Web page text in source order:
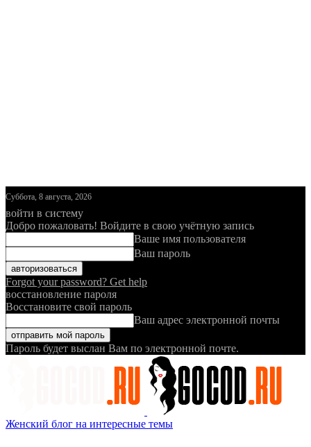
Суббота, 8 августа, 2026
войти в систему
Добро пожаловать! Войдите в свою учётную запись
Ваше имя пользователя
Ваш пароль
Forgot your password? Get help
восстановление пароля
Восстановите свой пароль
Ваш адрес электронной почты
Пароль будет выслан Вам по электронной почте.
Женский блог на интересные темы